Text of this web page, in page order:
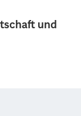
und